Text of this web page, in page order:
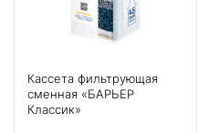
Кассета фильтрующая
сменная «БАРЬЕР
Классик»